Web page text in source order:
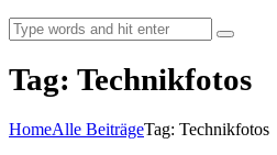
Tag: Technikfotos
HomeAlle BeiträgeTag: Technikfotos